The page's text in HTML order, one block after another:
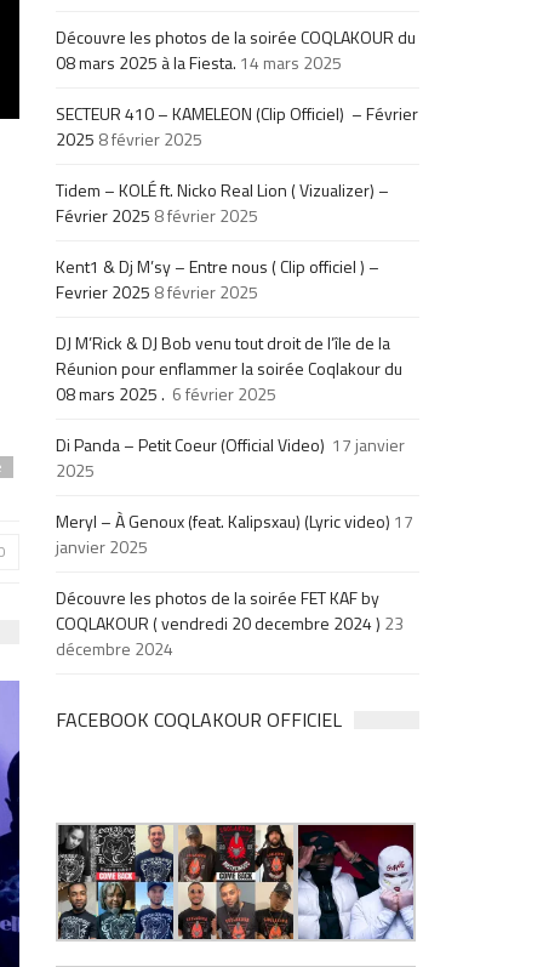
Découvre les photos de la soirée COQLAKOUR du
08 mars 2025 à la Fiesta. 14 mars 2025
SECTEUR 410 – KAMELEON (Clip Officiel) – Février
2025 8 février 2025
Tidem – KOLÉ ft. Nicko Real Lion ( Vizualizer) –
Février 2025 8 février 2025
Kent1 & Dj M’sy – Entre nous ( Clip officiel ) –
Fevrier 2025 8 février 2025
DJ M’Rick & DJ Bob venu tout droit de l’île de la
Réunion pour enflammer la soirée Coqlakour du
08 mars 2025 . 6 février 2025
Di Panda – Petit Coeur (Official Video) 17 janvier
2025
Meryl – À Genoux (feat. Kalipsxau) (Lyric video) 17
janvier 2025
Découvre les photos de la soirée FET KAF by
COQLAKOUR ( vendredi 20 decembre 2024 ) 23
décembre 2024
FACEBOOK COQLAKOUR OFFICIEL